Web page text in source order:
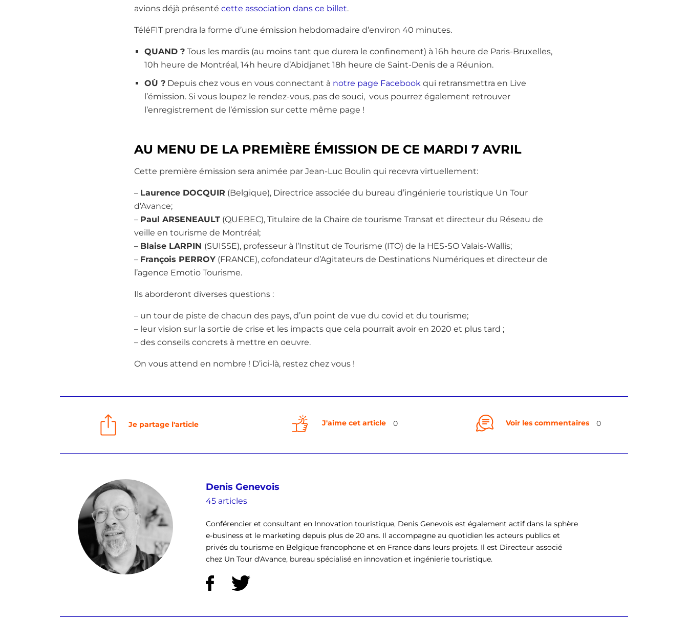
avions déjà présenté cette association dans ce billet.
TéléFIT prendra la forme d’une émission hebdomadaire d’environ 40 minutes.
QUAND ? Tous les mardis (au moins tant que durera le confinement) à 16h heure de Paris-Bruxelles,
10h heure de Montréal, 14h heure d’Abidjanet 18h heure de Saint-Denis de a Réunion.
OÙ ? Depuis chez vous en vous connectant à notre page Facebook qui retransmettra en Live
l’émission. Si vous loupez le rendez-vous, pas de souci, vous pourrez également retrouver
l’enregistrement de l’émission sur cette même page !
AU MENU DE LA PREMIÈRE ÉMISSION DE CE MARDI 7 AVRIL
Cette première émission sera animée par Jean-Luc Boulin qui recevra virtuellement:
– Laurence DOCQUIR (Belgique), Directrice associée du bureau d’ingénierie touristique Un Tour
d’Avance;
– Paul ARSENEAULT (QUEBEC), Titulaire de la Chaire de tourisme Transat et directeur du Réseau de
veille en tourisme de Montréal;
– Blaise LARPIN (SUISSE), professeur à l’Institut de Tourisme (ITO) de la HES-SO Valais-Wallis;
– François PERROY (FRANCE), cofondateur d’Agitateurs de Destinations Numériques et directeur de
l’agence Emotio Tourisme.
Ils aborderont diverses questions :
– un tour de piste de chacun des pays, d’un point de vue du covid et du tourisme;
– leur vision sur la sortie de crise et les impacts que cela pourrait avoir en 2020 et plus tard ;
– des conseils concrets à mettre en oeuvre.
On vous attend en nombre ! D’ici-là, restez chez vous !
Je partage l'article J'aime cet article 0 Voir les commentaires 0
Denis Genevois
45 articles
Conférencier et consultant en Innovation touristique, Denis Genevois est également actif dans la sphère
e-business et le marketing depuis plus de 20 ans. Il accompagne au quotidien les acteurs publics et
privés du tourisme en Belgique francophone et en France dans leurs projets. Il est Directeur associé
chez Un Tour d'Avance, bureau spécialisé en innovation et ingénierie touristique.